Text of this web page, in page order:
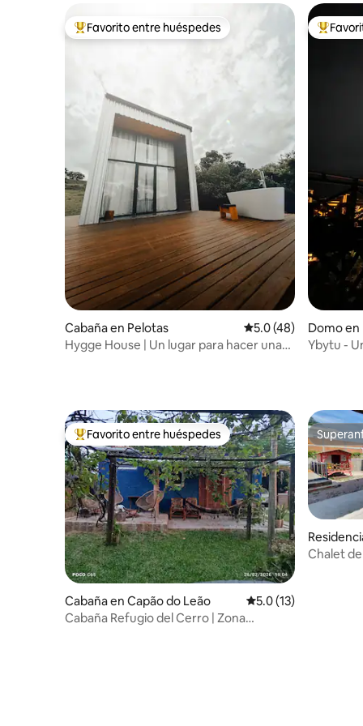
De los mejores en Favorito entre huéspedes
Favorito entre huéspedes
Cabaña en Pelotas Calificación
5.0 (48)
Hygge House | Un lugar para hacer una
De los
Domo en
Ybytu -
De los mejores en Favorito entre huéspedes
Favorito entre huéspedes
Cabaña en Capão do Leão Calificación
5.0 (13)
Cabaña Refugio del Cerro | Zona
Chalet